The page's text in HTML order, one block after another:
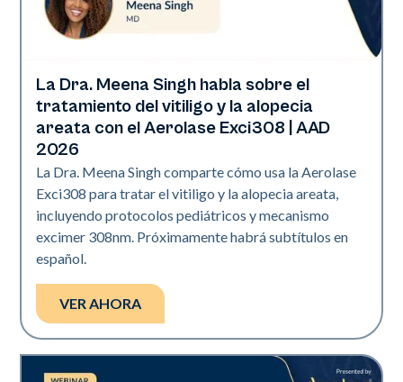
Exci308
La Dra. Meena Singh habla sobre el
tratamiento del vitiligo y la alopecia
areata con el Aerolase Exci308 | AAD
2026
La Dra. Meena Singh comparte cómo usa la Aerolase
Exci308 para tratar el vitiligo y la alopecia areata,
incluyendo protocolos pediátricos y mecanismo
excimer 308nm. Próximamente habrá subtítulos en
español.
VER AHORA